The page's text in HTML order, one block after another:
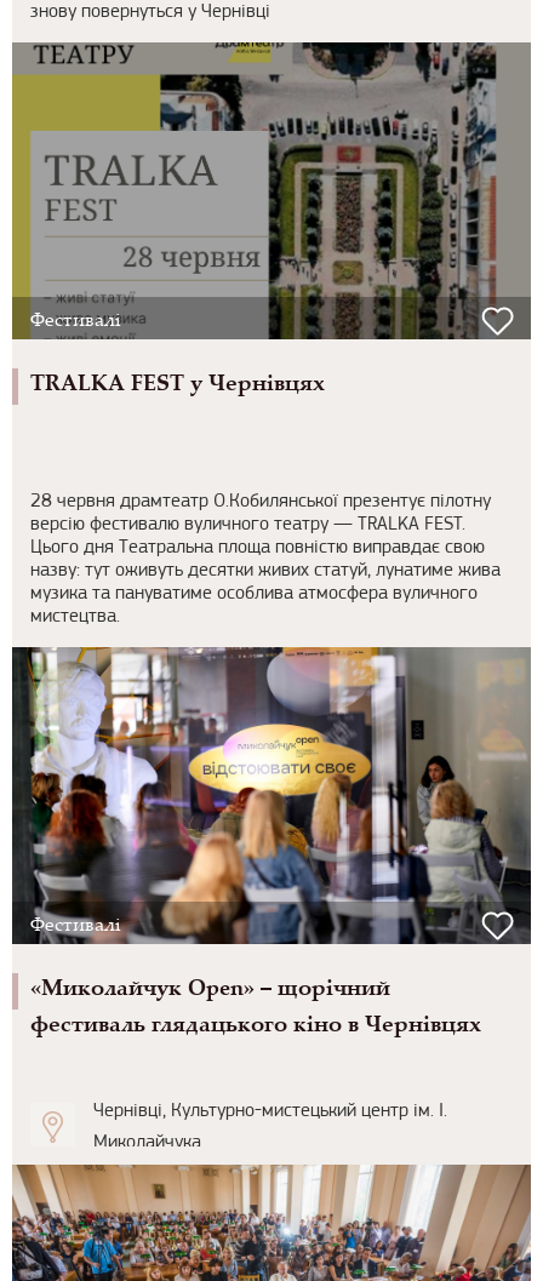
знову повернуться у Чернівці
Фестивалі
TRALKA FEST у Чернівцях
28 червня драмтеатр О.Кобилянської презентує пілотну
версію фестивалю вуличного театру — TRALKA FEST.
Цього дня Театральна площа повністю виправдає свою
назву: тут оживуть десятки живих статуй, лунатиме жива
музика та пануватиме особлива атмосфера вуличного
мистецтва.
Фестивалі
«Миколайчук Open» – щорічний
фестиваль глядацького кіно в Чернівцях
Чернівці, Культурно-мистецький центр ім. І.
Миколайчука